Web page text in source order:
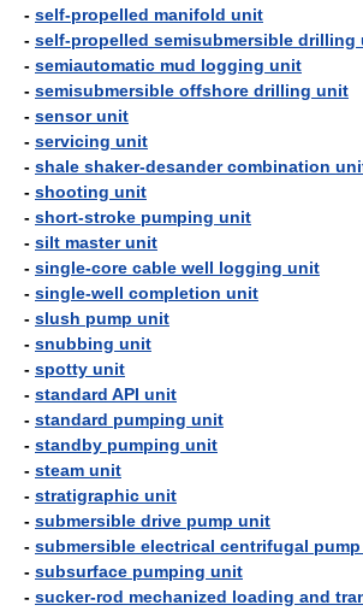
- self-propelled manifold unit
- self-propelled semisubmersible drilling
- semiautomatic mud logging unit
- semisubmersible offshore drilling unit
- sensor unit
- servicing unit
- shale shaker-desander combination
- shooting unit
- short-stroke pumping unit
- silt master unit
- single-core cable well logging unit
- single-well completion unit
- slush pump unit
- snubbing unit
- spotty unit
- standard API unit
- standard pumping unit
- standby pumping unit
- steam unit
- stratigraphic unit
- submersible drive pump unit
- submersible electrical centrifugal
- subsurface pumping unit
- sucker-rod mechanized loading and